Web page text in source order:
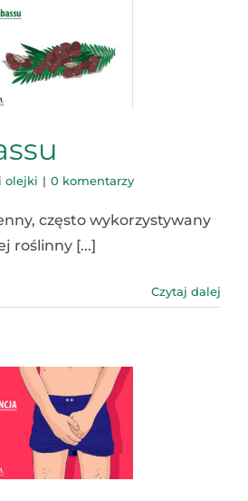
olejki | 0 komentarzy
często wykorzystywany
roślinny [...]
Czytaj dalej